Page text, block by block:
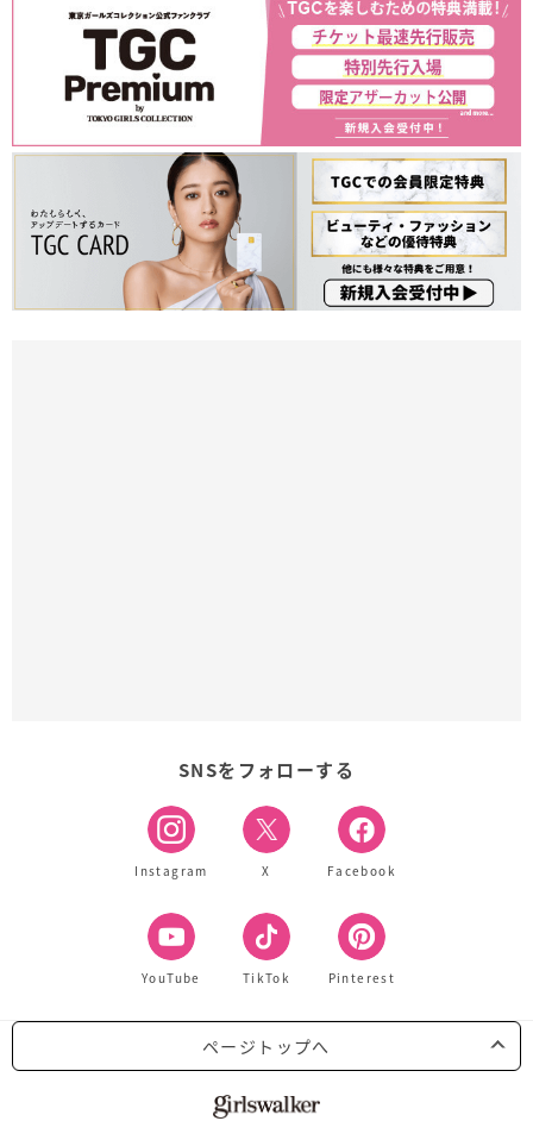
SNSをフォローする
Instagram X Facebook
YouTube TikTok Pinterest
ページトップへ